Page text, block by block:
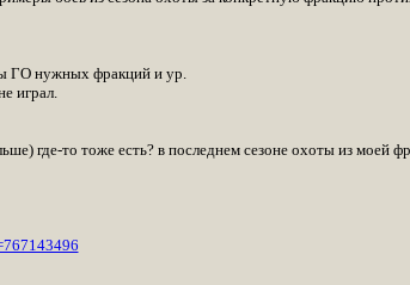
ГО нужных фракций и ур.
играл.
где-то тоже есть? в последнем сезоне охоты из моей